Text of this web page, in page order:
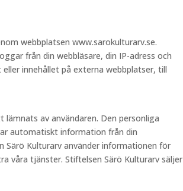
webbplatsen www.sarokulturarv.se.
från din webbläsare, din IP-adress och
innehållet på externa webbplatser, till
av användaren. Den personliga
automatiskt information från din
Särö Kulturarv använder informationen för
våra tjänster. Stiftelsen Särö Kulturarv säljer